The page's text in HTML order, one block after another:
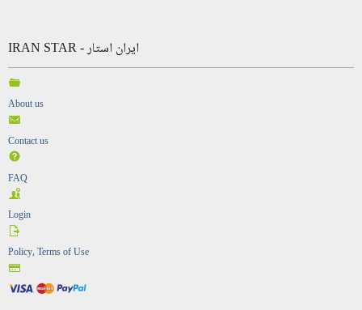
IRAN STAR - ایران استار
About us
Contact us
FAQ
Login
Policy, Terms of Use